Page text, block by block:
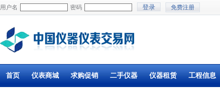
用户名 密码 免费注册
首页 仪表商城 求购促销 二手仪器 仪器租赁 工程信息